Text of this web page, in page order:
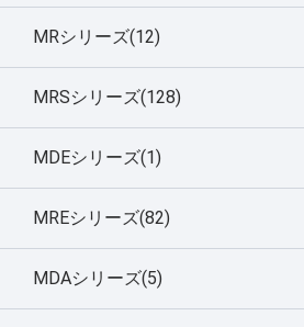
MRシリーズ(12)
MRSシリーズ(128)
MDEシリーズ(1)
MREシリーズ(82)
MDAシリーズ(5)